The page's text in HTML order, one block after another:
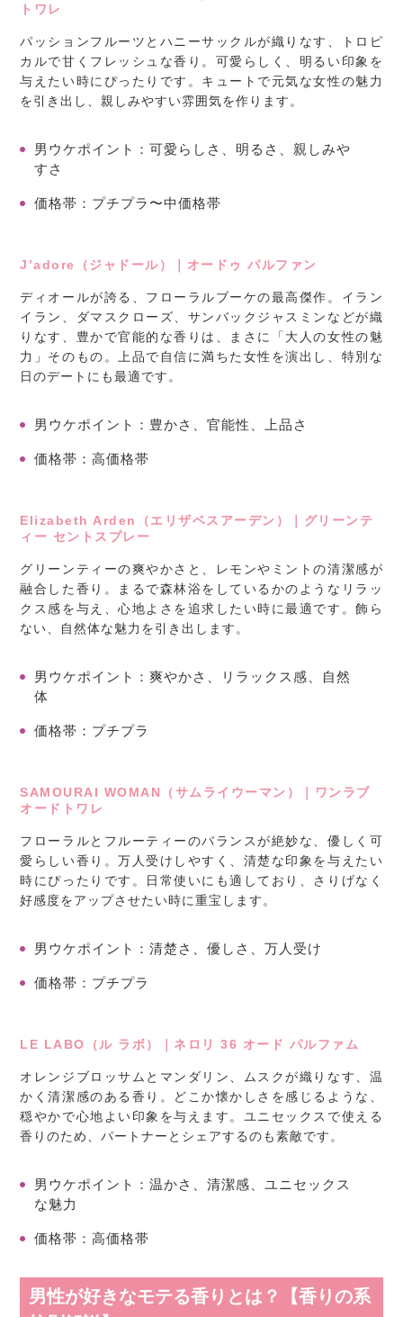
トワレ
パッションフルーツとハニーサックルが織りなす、トロピ
カルで甘くフレッシュな香り。可愛らしく、明るい印象を
与えたい時にぴったりです。キュートで元気な女性の魅力
を引き出し、親しみやすい雰囲気を作ります。
男ウケポイント ：可愛らしさ、明るさ、親しみや
すさ
価格帯 ：プチプラ〜中価格帯
J’adore（ジャドール）｜オードゥ パルファン
ディオールが誇る、フローラルブーケの最高傑作。イラン
イラン、ダマスクローズ、サンバックジャスミンなどが織
りなす、豊かで官能的な香りは、まさに「大人の女性の魅
力」そのもの。上品で自信に満ちた女性を演出し、特別な
日のデートにも最適です。
男ウケポイント ：豊かさ、官能性、上品さ
価格帯 ：高価格帯
Elizabeth Arden（エリザベスアーデン）｜グリーンテ
ィー セントスプレー
グリーンティーの爽やかさと、レモンやミントの清潔感が
融合した香り。まるで森林浴をしているかのようなリラッ
クス感を与え、心地よさを追求したい時に最適です。飾ら
ない、自然体な魅力を引き出します。
男ウケポイント ：爽やかさ、リラックス感、自然
体
価格帯 ：プチプラ
SAMOURAI WOMAN（サムライウーマン）｜ワンラブ
オードトワレ
フローラルとフルーティーのバランスが絶妙な、優しく可
愛らしい香り。万人受けしやすく、清楚な印象を与えたい
時にぴったりです。日常使いにも適しており、さりげなく
好感度をアップさせたい時に重宝します。
男ウケポイント ：清楚さ、優しさ、万人受け
価格帯 ：プチプラ
LE LABO（ル ラボ）｜ネロリ 36 オード パルファム
オレンジブロッサムとマンダリン、ムスクが織りなす、温
かく清潔感のある香り。どこか懐かしさを感じるような、
穏やかで心地よい印象を与えます。ユニセックスで使える
香りのため、パートナーとシェアするのも素敵です。
男ウケポイント ：温かさ、清潔感、ユニセックス
な魅力
価格帯 ：高価格帯
男性が好きなモテる香りとは？【香りの系